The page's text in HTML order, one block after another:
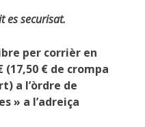
es securisat.
per corrièr en
(17,50 € de crompa
a l’òrdre de
» a l’adreiça